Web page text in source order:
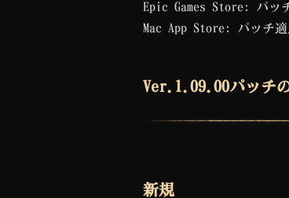
Epic Games Store: パッ
Mac App Store: パッチ適
Ver.1.09.00パッチ
新規